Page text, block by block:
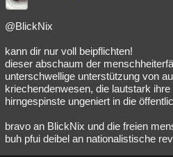
@BlickNix
kann dir nur voll beipflichten!
dieser abschaum der
unterschwellige unterstützung von
kriechendenwesen, die lautstark
hirngespinste ungeniert in die
bravo an BlickNix und die freien
buh pfui deibel an nationalistische